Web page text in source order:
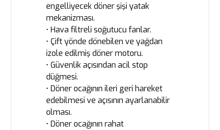
engelliyecek döner şişi yatak
mekanizması.
• Hava filtreli soğutucu fanlar.
• Çift yönde dönebilen ve yağdan
izole edilmiş döner motoru.
• Güvenlik açısından acil stop
düğmesi.
• Döner ocağının ileri geri hareket
edebilmesi ve açısının ayarlanabilir
olması.
• Döner ocağının rahat